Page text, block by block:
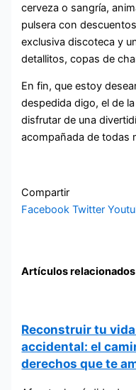
cerveza o sangría,
pulsera con
exclusiva discoteca y
detallitos, copas de
En fin, que estoy
despedida digo, el de
disfrutar de una
acompañada de todas
Compartir
Facebook Twitter
Artículos relacionados
Reconstruir tu
accidental: el
derechos que te